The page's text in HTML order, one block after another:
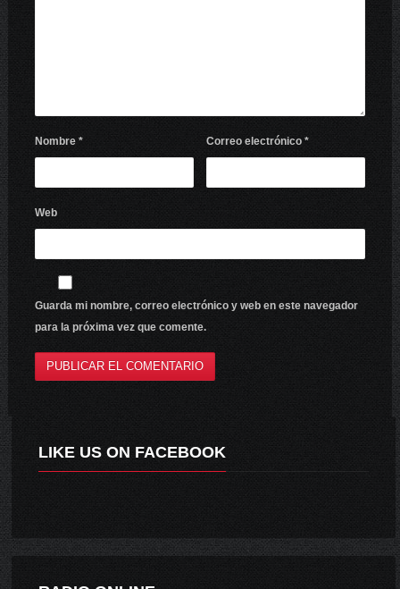
Nombre * Correo electrónico*
Web
Guarda mi nombre, correo electrónico y web en este navegador
para la próxima vez que comente.
LIKE US ON FACEBOOK